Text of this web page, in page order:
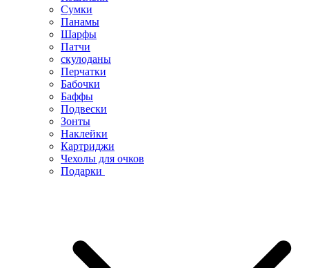
Сумки
Панамы
Шарфы
Патчи
скулоданы
Перчатки
Бабочки
Баффы
Подвески
Зонты
Наклейки
Картриджи
Чехолы для очков
Подарки